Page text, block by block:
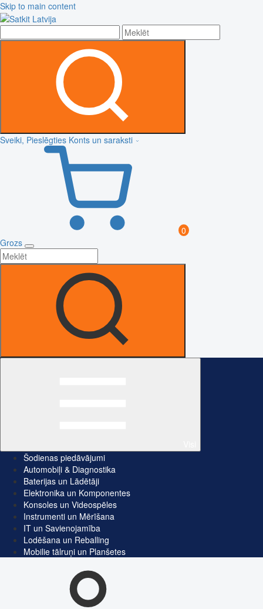
Skip to main content
Sveiki, Pieslēgties Konts un saraksti
0
Grozs
Šodienas piedāvājumi
Automobiļi & Diagnostika
Baterijas un Lādētāji
Elektronika un Komponentes
Konsoles un Videospēles
Instrumenti un Mērīšana
IT un Savienojamība
Lodēšana un Reballing
Mobilie tālruņi un Planšetes